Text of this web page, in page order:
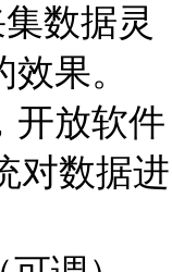
数据灵
果。
开放软件
对数据进